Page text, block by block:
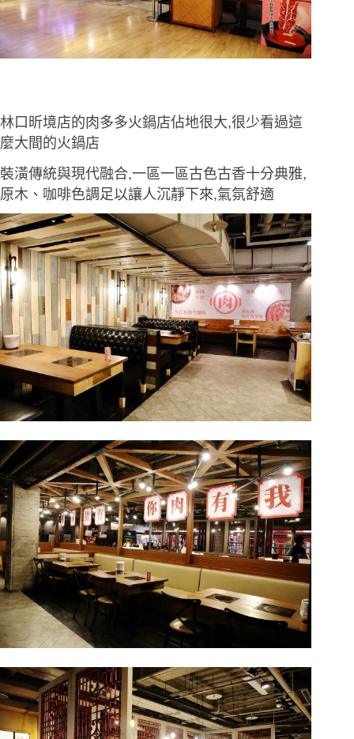
林口昕境店的肉多多火鍋店佔地很大,很少看過這
麼大間的火鍋店
裝潢傳統與現代融合,一區一區古色古香十分典雅,
原木、咖啡色調足以讓人沉靜下來,氣氛舒適